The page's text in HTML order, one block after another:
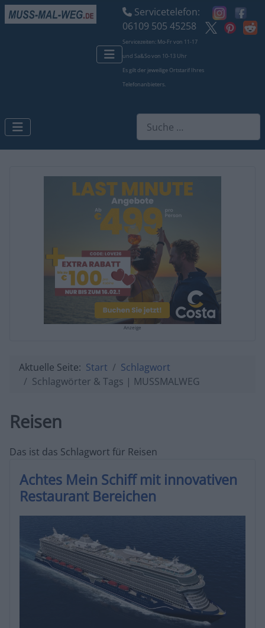
Servicetelefon:
06109 505 45258
Servicezeiten: Mo-Fr von 11-17
und Sa&So von 10-13 Uhr
Es gilt der jeweilige Ortstarif Ihres
Telefonanbieters.
Suchen
Anzeige
Aktuelle Seite: Start
Schlagwort
Schlagwörter & Tags | MUSSMALWEG
Reisen
Das ist das Schlagwort für Reisen
Achtes Mein Schiff mit innovativen
Restaurant Bereichen